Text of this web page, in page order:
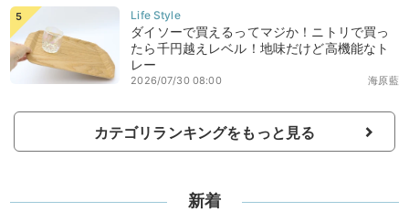
ダイソーで買えるってマジか！ニトリで買っ
たら千円越えレベル！地味だけど高機能なト
レー
海原藍
2026/07/30 08:00
カテゴリランキングをもっと見る
新着